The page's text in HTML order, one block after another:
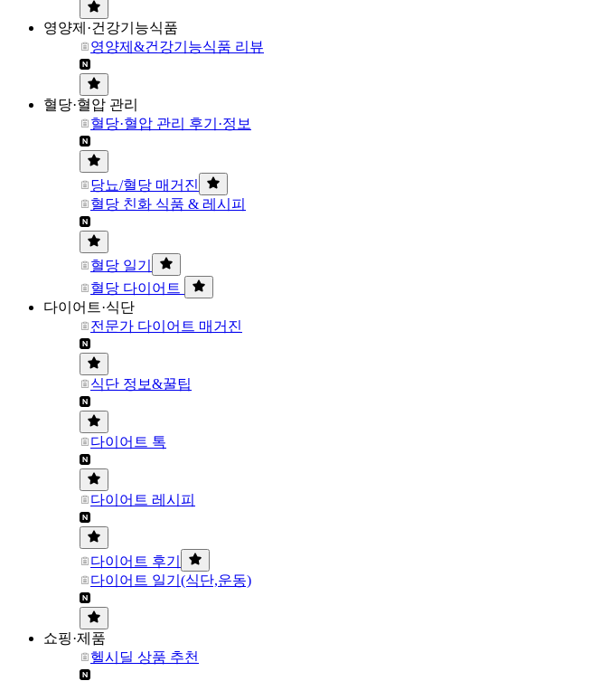
영양제·건강기능식품
영양제&건강기능식품 리뷰
혈당·혈압 관리
혈당·혈압 관리 후기·정보
당뇨/혈당 매거진
혈당 친화 식품 & 레시피
혈당 일기
혈당 다이어트
다이어트·식단
전문가 다이어트 매거진
식단 정보&꿀팁
다이어트 톡
다이어트 레시피
다이어트 후기
다이어트 일기(식단,운동)
쇼핑·제품
헬시딜 상품 추천